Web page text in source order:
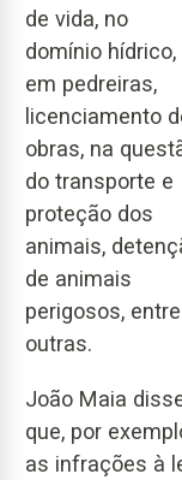
de vida, no
domínio hídrico,
em pedreiras,
licenciamento
obras, na
do transporte e
proteção dos
animais,
de animais
perigosos, entre
outras.
João Maia
que, por
as infrações à